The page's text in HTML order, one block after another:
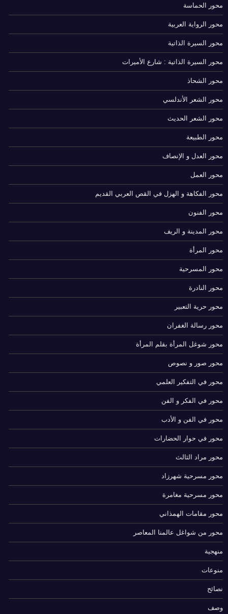
محور الحماسة
محور الرواية العربية
محور السيرة الذاتية
محور السيرة الذاتية : شارع الأميرات
محور الشحاذ
محور الشعر الأندلسي
محور الشعر الحديث
محور الطبيعة
محور العدل و الإنصاف
محور العمل
محور الفكاهة و الهزل في القص العربي القديم
محور الفنون
محور المدينة و الريف
محور المرأة
محور المسرحية
محور النادرة
محور حرية التعبير
محور رسالة الغفران
محور شوغل المرأة بقلم المرأة
محور صور و نصوص
محور في التفكير العلمي
محور في الفكر و الفن
محور في الفن و الأدب
محور في حوار الحضارات
محور مراد الثالث
محور مسرحية شهرزاد
محور مسرحية مغامرة
محور مقامات الهمذاني
محور من شواغل عالمنا المعاصر
منهجية
منوعات
نصائح
وصف